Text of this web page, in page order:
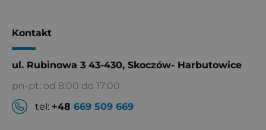
Kontakt
ul. Rubinowa 3 43-430, Skoczów- Harbutowice
pn-pt: od 8:00 do 17:00
tel: +48 669 509 669